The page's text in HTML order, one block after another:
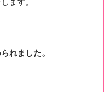
ます。
れました。